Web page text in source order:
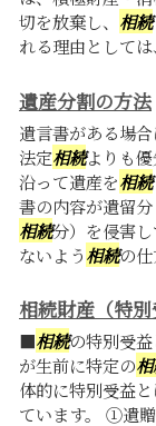
切を放棄し、 相続
れる理由として
遺産分割の方法
遺言書がある場
法定相続よりも
沿って遺産を相続
書の内容が遺留
相続分）を侵害
ないよう相続の
相続財産（特別
■相続の特別受
が生前に特定の
体的に特別受益
ています。 ①遺